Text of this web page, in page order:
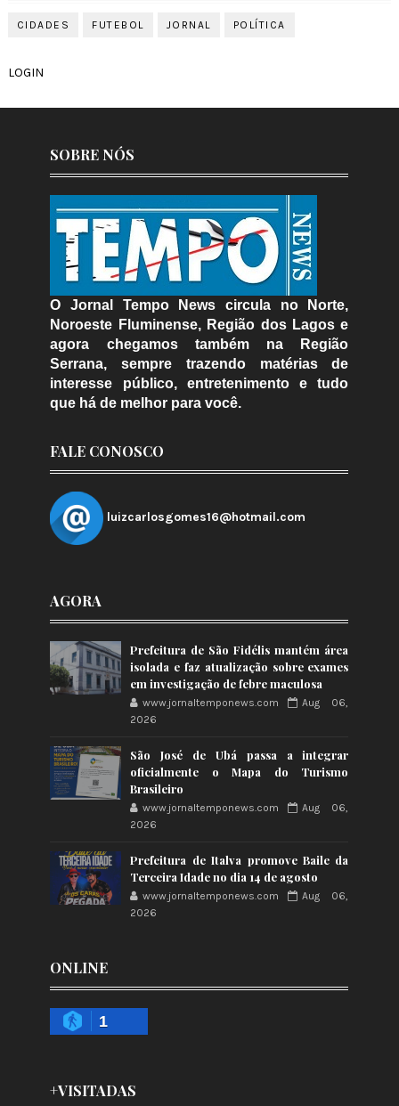
CIDADES FUTEBOL JORNAL POLÍTICA
LOGIN
SOBRE NÓS
O Jornal Tempo News circula no Norte,
Noroeste Fluminense, Região dos Lagos e
agora chegamos também na Região
Serrana, sempre trazendo matérias de
interesse público, entretenimento e tudo
que há de melhor para você.
FALE CONOSCO
luizcarlosgomes16@hotmail.com
AGORA
Prefeitura de São Fidélis mantém área
isolada e faz atualização sobre exames
em investigação de febre maculosa
www.jornaltemponews.com
Aug 06,
2026
São José de Ubá passa a integrar
oficialmente o Mapa do Turismo
Brasileiro
www.jornaltemponews.com
Aug 06,
2026
Prefeitura de Italva promove Baile da
Terceira Idade no dia 14 de agosto
www.jornaltemponews.com
Aug 06,
2026
ONLINE
1
+VISITADAS